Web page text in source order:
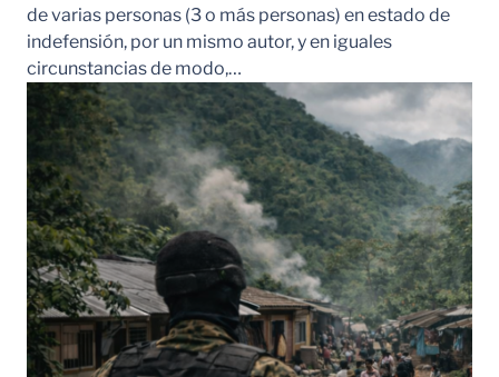
de varias personas (3 o más personas) en estado de
indefensión, por un mismo autor, y en iguales
circunstancias de modo,…